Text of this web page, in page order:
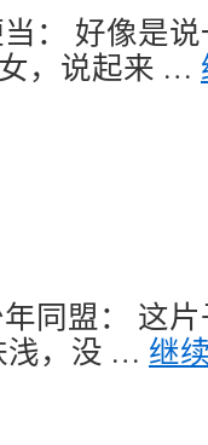
： 好像是
，说起来 …
同盟： 这
，没 … 继